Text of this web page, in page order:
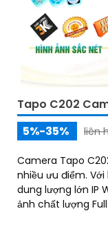
Tapo C202
5%-35%
liên
Camera Tapo
nhiều ưu điểm. Với khả năng khe cắm thẻ nhớ Micro SD
dung lượng lớn IP
ảnh chất lượng Full